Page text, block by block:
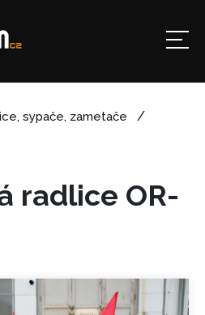
sypače, zametače
radlice OR-